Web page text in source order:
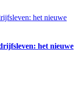
het nieuwe